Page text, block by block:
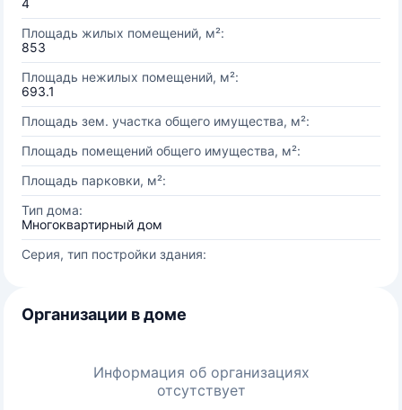
4
Площадь жилых помещений, м²:
853
Площадь нежилых помещений, м²:
693.1
Площадь зем. участка общего имущества, м²:
Площадь помещений общего имущества, м²:
Площадь парковки, м²:
Тип дома:
Многоквартирный дом
Серия, тип постройки здания:
Организации в доме
Информация об организациях
отсутствует